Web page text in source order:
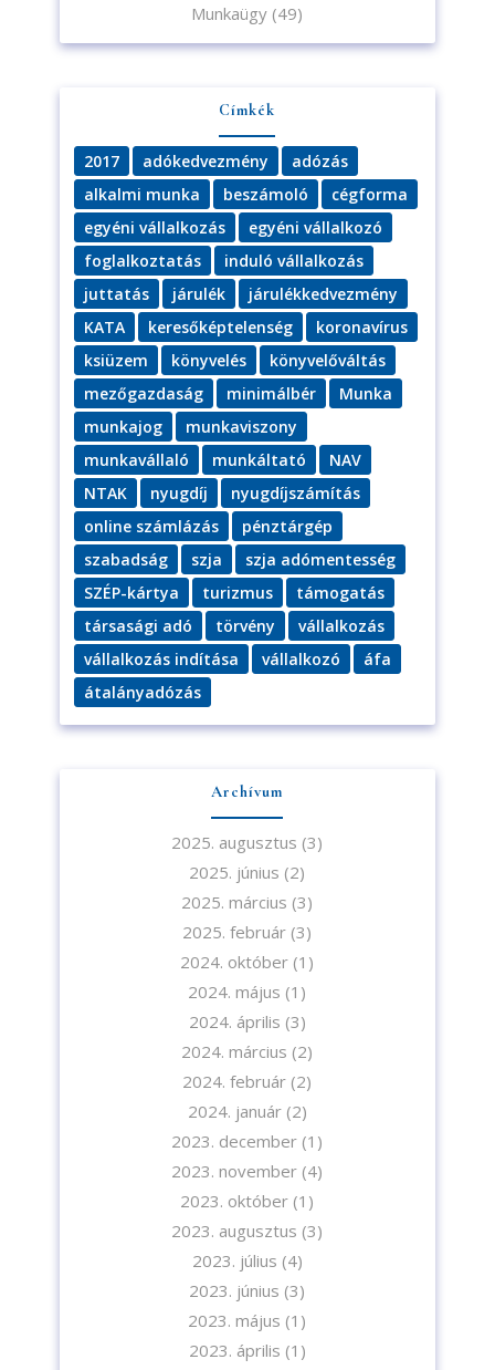
Munkaügy (49)
Címkék
2017 adókedvezmény
adózás
alkalmi munka
beszámoló
cégforma
egyéni vállalkozás
egyéni vállalkozó
foglalkoztatás
induló vállalkozás
juttatás
járulék
járulékkedvezmény
KATA
keresőképtelenség
koronavírus
ksiüzem
könyvelés
könyvelőváltás
mezőgazdaság
minimálbér
Munka
munkajog
munkaviszony
munkavállaló
munkáltató
NAV
NTAK
nyugdíj
nyugdíjszámítás
online számlázás
pénztárgép
szabadság
szja
szja adómentesség
SZÉP-kártya
turizmus
támogatás
társasági adó
törvény
vállalkozás
vállalkozás indítása
vállalkozó
áfa
átalányadózás
Archívum
2025. augusztus (3)
2025. június (2)
2025. március (3)
2025. február (3)
2024. október (1)
2024. május (1)
2024. április (3)
2024. március (2)
2024. február (2)
2024. január(2)
2023. december (1)
2023. november (4)
2023. október (1)
2023. augusztus (3)
2023. július (4)
2023. június (3)
2023. május (1)
2023. április (1)